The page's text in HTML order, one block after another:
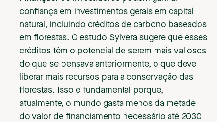
confiança em investimentos gerais em capital
natural, incluindo créditos de carbono baseados
em florestas. O estudo Sylvera sugere que esses
créditos têm o potencial de serem mais valiosos
do que se pensava anteriormente, o que deve
liberar mais recursos para a conservação das
florestas. Isso é fundamental porque,
atualmente, o mundo gasta menos da metade
do valor de financiamento necessário até 2030